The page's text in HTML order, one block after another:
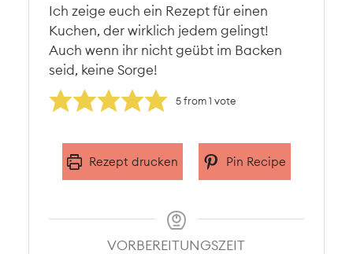
Ich zeige euch ein Rezept für einen
Kuchen, der wirklich jedem gelingt!
Auch wenn ihr nicht geübt im Backen
seid, keine Sorge!
5from 1 vote
Rezept drucken Pin Recipe
VORBEREITUNGSZEIT